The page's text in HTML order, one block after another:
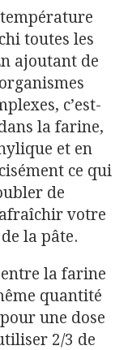
toutes les
ajoutant de
c’est-
la farine,
et en
ce qui
de
votre
la pâte.
la farine
quantité
une dose
2/3 de